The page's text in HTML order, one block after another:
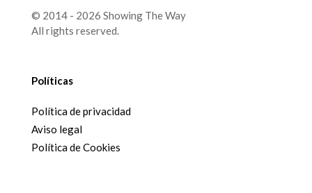
© 2014 - 2026 Showing The Way
All rights reserved.
Políticas
Política de privacidad
Aviso legal
Política de Cookies